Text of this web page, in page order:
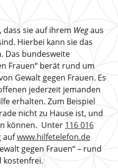
sie auf ihrem Wegaus
Hierbei kann sie das
Das bundesweite
Frauen“ berät rund um
Gewalt gegen Frauen. Es
jederzeit jemanden
erhalten. Zum Beispiel
nicht zu Hause ist, und
können. Unter 116 016
aufwww.hilfetelefon.de
gegen Frauen“ – rund
kostenfrei.